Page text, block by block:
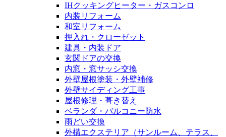
IHクッキングヒーター・ガスコンロ
内装リフォーム
和室リフォーム
押入れ・クローゼット
建具・内装ドア
玄関ドアの交換
内窓・窓サッシ交換
外壁屋根塗装・外壁補修
外壁サイディング工事
屋根修理・葺き替え
ベランダ・バルコニー防水
雨どい交換
外構エクステリア（サンルーム、テラス、